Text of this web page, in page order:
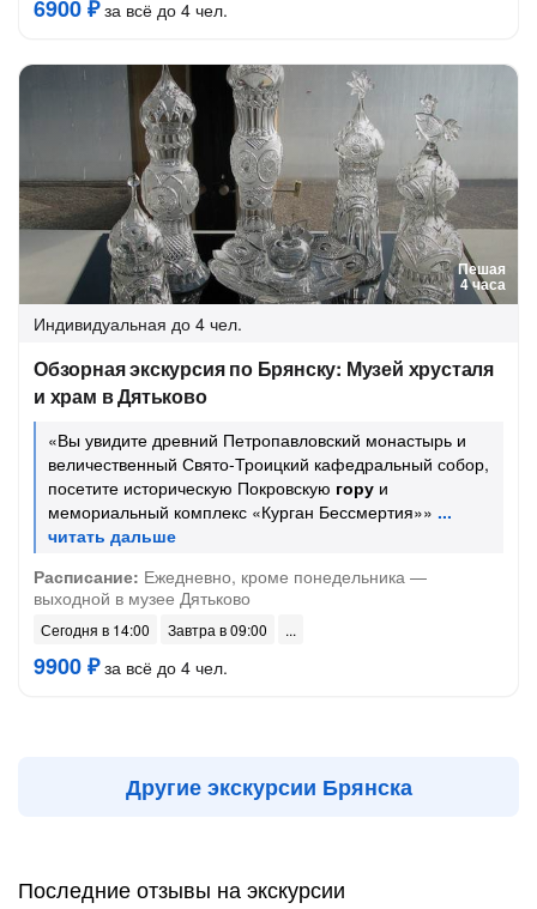
6900 ₽за всё до 4 чел.
Пешая
4 часа
Индивидуальная до 4 чел.
Обзорная экскурсия по Брянску: Музей хрусталя
и храм в Дятьково
«Вы увидите древний Петропавловский монастырь и
величественный Свято-Троицкий кафедральный собор,
посетите историческую Покровскую гору и
мемориальный комплекс «Курган Бессмертия»»
Расписание: Ежедневно, кроме понедельника —
выходной в музее Дятьково
Сегодня в 14:00 Завтра в 09:00
9900 ₽за всё до 4 чел.
Другие экскурсии Брянска
Последние отзывы на экскурсии